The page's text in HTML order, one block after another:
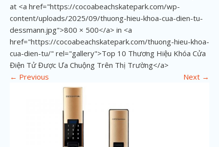
at <a href="https://cocoabeachskatepark.com/wp-
content/uploads/2025/09/thuong-hieu-khoa-cua-dien-tu-
dessmann.jpg">800 × 500</a> in <a
href="https://cocoabeachskatepark.com/thuong-hieu-khoa-
cua-dien-tu/" rel="gallery">Top 10 Thương Hiệu Khóa Cửa
Điện Tử Được Ưa Chuộng Trên Thị Trường</a>
← Previous Next →